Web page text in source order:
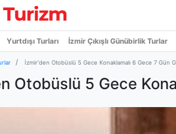
Yurtdışı Turları İzmir Çıkışlı Günübirlik Turlar
İzmir'den Otobüslü 5 Gece Konaklamalı 6 Gece 7 Gün
Otobüslü 5 Gece